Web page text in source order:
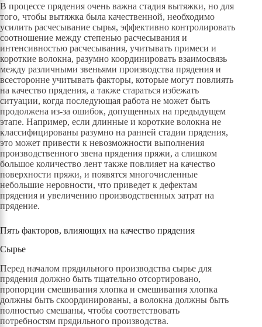
В процессе прядения очень важна стадия вытяжки, но для
того, чтобы вытяжка была качественной, необходимо
усилить расчесывание сырья, эффективно контролировать
соотношение между степенью расчесывания и
интенсивностью расчесывания, учитывать примеси и
короткие волокна, разумно координировать взаимосвязь
между различными звеньями производства прядения и
всесторонне учитывать факторы, которые могут повлиять
на качество прядения, а также стараться избежать
ситуации, когда последующая работа не может быть
продолжена из-за ошибок, допущенных на предыдущем
этапе. Например, если длинные и короткие волокна не
классифицированы разумно на ранней стадии прядения,
это может привести к невозможности выполнения
производственного звена прядения пряжи, а слишком
большое количество лент также повлияет на качество
поверхности пряжи, и появятся многочисленные
небольшие неровности, что приведет к дефектам
прядения и увеличению производственных затрат на
прядение.
Пять факторов, влияющих на качество прядения
Сырье
Перед началом прядильного производства сырье для
прядения должно быть тщательно отсортировано,
пропорции смешивания хлопка и смешивания хлопка
должны быть скоординированы, а волокна должны быть
полностью смешаны, чтобы соответствовать
потребностям прядильного производства.